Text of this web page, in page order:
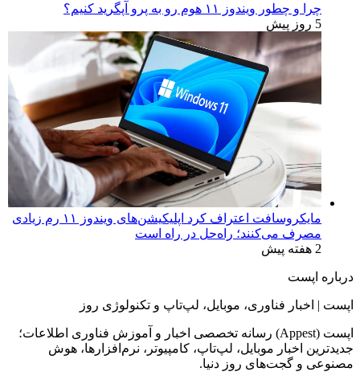
چرا و چطور ویندوز ۱۱ هوم رو به پرو آپگرید کنیم؟
5 روز پیش
مایکروسافت اعتراف کرد اپلیکیشن‌های ویندوز ۱۱ رم زیادی
مصرف می‌کنند؛ راه‌حل در راه است
2 هفته پیش
درباره اپست
اپست | اخبار فناوری، موبایل، لپ‌تاپ و تکنولوژی روز
اپست (Appest) رسانه تخصصی اخبار و آموزش فناوری اطلاعات؛
جدیدترین اخبار موبایل، لپ‌تاپ، کامپیوتر، نرم‌افزارها، هوش
مصنوعی و گجت‌های روز دنیا.